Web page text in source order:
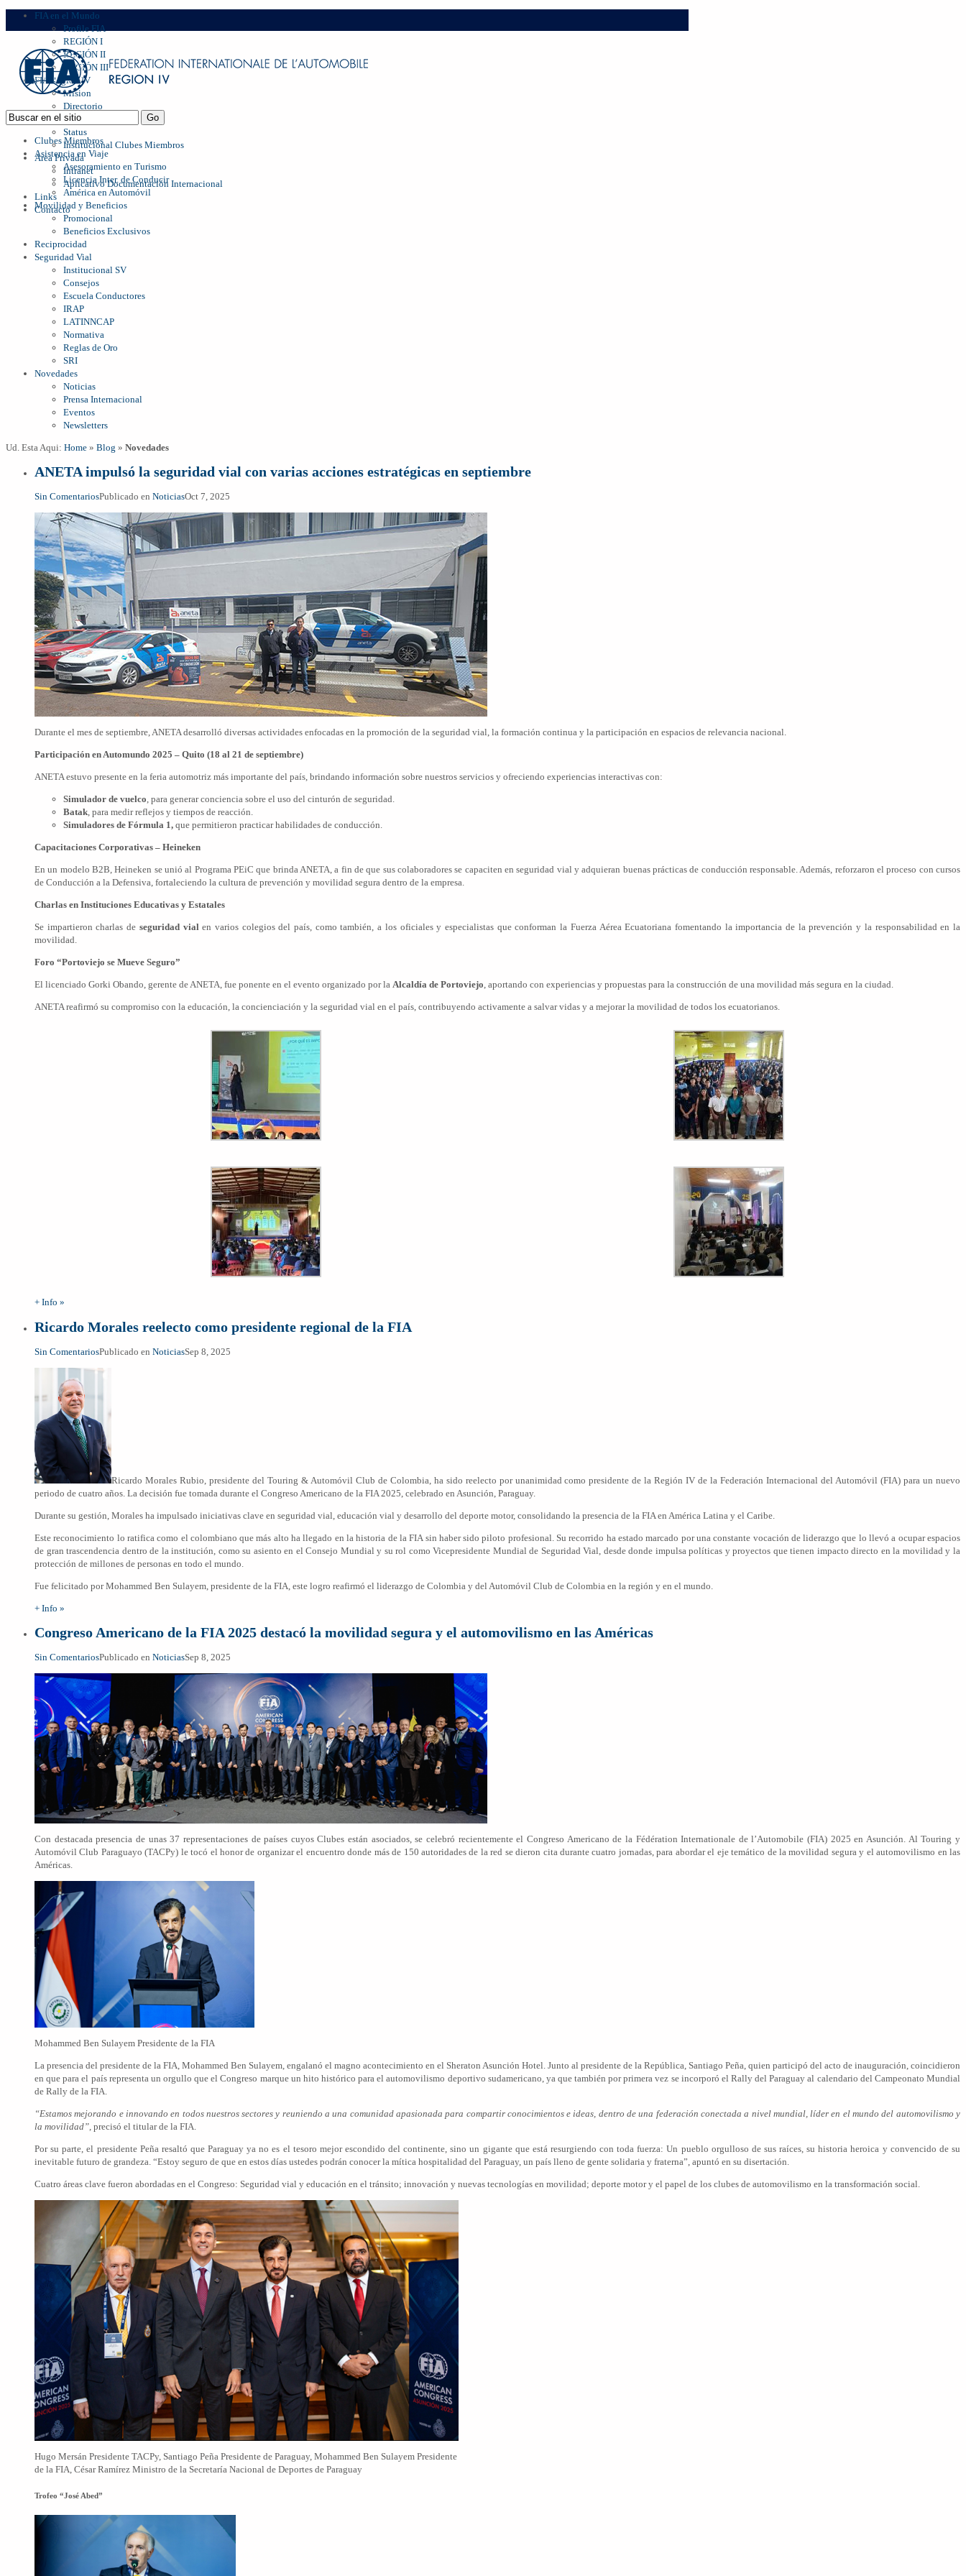
FIA en el Mundo
Profile FIA
REGIÓN I
REGIÓN II
REGIÓN III
FIA Region IV
Mision
Directorio
Management
Status
Institucional Clubes Miembros
Area Privada
Intranet
Aplicativo Documentación Internacional
Links
Contacto
Clubes Miembros
Asistencia en Viaje
Asesoramiento en Turismo
Licencia Inter. de Conducir
América en Automóvil
Movilidad y Beneficios
Promocional
Beneficios Exclusivos
Reciprocidad
Seguridad Vial
Institucional SV
Consejos
Escuela Conductores
IRAP
LATINNCAP
Normativa
Reglas de Oro
SRI
Novedades
Noticias
Prensa Internacional
Eventos
Newsletters
Ud. Esta Aqui: Home » Blog » Novedades
ANETA impulsó la seguridad vial con varias acciones estratégicas en septiembre
Sin ComentariosPublicado en NoticiasOct 7, 2025
Durante el mes de septiembre, ANETA desarrolló diversas actividades enfocadas en la promoción de la seguridad vial, la formación continua y la participación en espacios de relevancia nacional.
Participación en Automundo 2025 – Quito (18 al 21 de septiembre)
ANETA estuvo presente en la feria automotriz más importante del país, brindando información sobre nuestros servicios y ofreciendo experiencias interactivas con:
Simulador de vuelco, para generar conciencia sobre el uso del cinturón de seguridad.
Batak, para medir reflejos y tiempos de reacción.
Simuladores de Fórmula 1, que permitieron practicar habilidades de conducción.
Capacitaciones Corporativas – Heineken
En un modelo B2B, Heineken se unió al Programa PEiC que brinda ANETA, a fin de que sus colaboradores se capaciten en seguridad vial y adquieran buenas prácticas de conducción responsable. Además, reforzaron el proceso con cursos
de Conducción a la Defensiva, fortaleciendo la cultura de prevención y movilidad segura dentro de la empresa.
Charlas en Instituciones Educativas y Estatales
Se impartieron charlas de seguridad vialen varios colegios del país, como también, a los oficiales y especialistas que conforman la Fuerza Aérea Ecuatoriana fomentando la importancia de la prevención y la responsabilidad en la
movilidad.
Foro “Portoviejo se Mueve Seguro”
El licenciado Gorki Obando, gerente de ANETA, fue ponente en el evento organizado por la Alcaldía de Portoviejo, aportando con experiencias y propuestas para la construcción de una movilidad más segura en la ciudad.
ANETA reafirmó su compromiso con la educación, la concienciación y la seguridad vial en el país, contribuyendo activamente a salvar vidas y a mejorar la movilidad de todos los ecuatorianos.
+ Info »
Ricardo Morales reelecto como presidente regional de la FIA
Sin ComentariosPublicado en NoticiasSep 8, 2025
Ricardo Morales Rubio, presidente del Touring & Automóvil Club de Colombia, ha sido reelecto por unanimidad como presidente de la Región IV de la Federación Internacional del Automóvil (FIA) para un nuevo
periodo de cuatro años. La decisión fue tomada durante el Congreso Americano de la FIA 2025, celebrado en Asunción, Paraguay.
Durante su gestión, Morales ha impulsado iniciativas clave en seguridad vial, educación vial y desarrollo del deporte motor, consolidando la presencia de la FIA en América Latina y el Caribe.
Este reconocimiento lo ratifica como el colombiano que más alto ha llegado en la historia de la FIA sin haber sido piloto profesional. Su recorrido ha estado marcado por una constante vocación de liderazgo que lo llevó a ocupar espacios
de gran trascendencia dentro de la institución, como su asiento en el Consejo Mundial y su rol como Vicepresidente Mundial de Seguridad Vial, desde donde impulsa políticas y proyectos que tienen impacto directo en la movilidad y la
protección de millones de personas en todo el mundo.
Fue felicitado por Mohammed Ben Sulayem, presidente de la FIA, este logro reafirmó el liderazgo de Colombia y del Automóvil Club de Colombia en la región y en el mundo.
+ Info »
Congreso Americano de la FIA 2025 destacó la movilidad segura y el automovilismo en las Américas
Sin ComentariosPublicado en NoticiasSep 8, 2025
Con destacada presencia de unas 37 representaciones de países cuyos Clubes están asociados, se celebró recientemente el Congreso Americano de la Fédération Internationale de l’Automobile (FIA) 2025 en Asunción. Al Touring y
Automóvil Club Paraguayo (TACPy) le tocó el honor de organizar el encuentro donde más de 150 autoridades de la red se dieron cita durante cuatro jornadas, para abordar el eje temático de la movilidad segura y el automovilismo en las
Américas.
Mohammed Ben Sulayem Presidente de la FIA
La presencia del presidente de la FIA, Mohammed Ben Sulayem, engalanó el magno acontecimiento en el Sheraton Asunción Hotel. Junto al presidente de la República, Santiago Peña, quien participó del acto de inauguración, coincidieron
en que para el país representa un orgullo que el Congreso marque un hito histórico para el automovilismo deportivo sudamericano, ya que también por primera vez se incorporó el Rally del Paraguay al calendario del Campeonato Mundial
de Rally de la FIA.
“Estamos mejorando e innovando en todos nuestros sectores y reuniendo a una comunidad apasionada para compartir conocimientos e ideas, dentro de una federación conectada a nivel mundial, líder en el mundo del automovilismo y
la movilidad”, precisó el titular de la FIA.
Por su parte, el presidente Peña resaltó que Paraguay ya no es el tesoro mejor escondido del continente, sino un gigante que está resurgiendo con toda fuerza: Un pueblo orgulloso de sus raíces, su historia heroica y convencido de su
inevitable futuro de grandeza. “Estoy seguro de que en estos días ustedes podrán conocer la mítica hospitalidad del Paraguay, un país lleno de gente solidaria y fraterna”, apuntó en su disertación.
Cuatro áreas clave fueron abordadas en el Congreso: Seguridad vial y educación en el tránsito; innovación y nuevas tecnologías en movilidad; deporte motor y el papel de los clubes de automovilismo en la transformación social.
Hugo Mersán Presidente TACPy, Santiago Peña Presidente de Paraguay, Mohammed Ben Sulayem Presidente
de la FIA, César Ramírez Ministro de la Secretaría Nacional de Deportes de Paraguay
Trofeo “José Abed”